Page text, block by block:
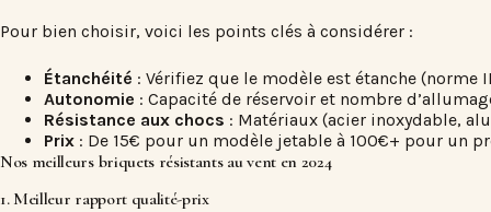
Pour bien choisir, voici les points clés à considérer :
Étanchéité : Vérifiez que le modèle est étanche (norme
Autonomie : Capacité de réservoir et nombre
Résistance aux chocs : Matériaux (acier inoxydable,
Prix : De 15€ pour un modèle jetable à 100€+ pour un
Nos meilleurs briquets résistants au vent en 2024
1. Meilleur rapport qualité-prix